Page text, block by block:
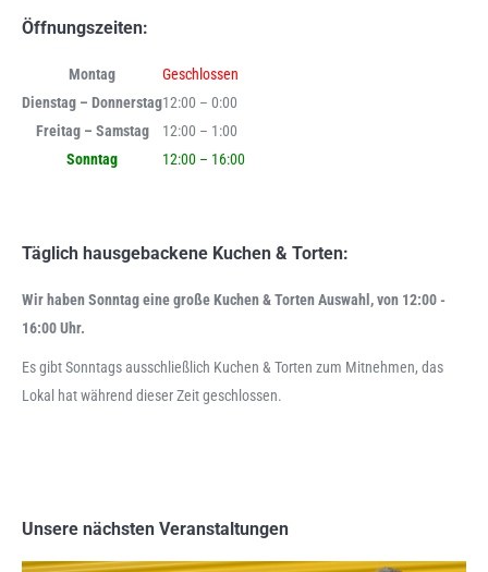
Öffnungszeiten:
Montag
Geschlossen
Dienstag – Donnerstag12:00 – 0:00
Freitag – Samstag
12:00 – 1:00
Sonntag
12:00 – 16:00
Täglich hausgebackene Kuchen & Torten:
Wir haben Sonntag eine große Kuchen & Torten Auswahl, von 12:00 -
16:00 Uhr.
Es gibt Sonntags ausschließlich Kuchen & Torten zum Mitnehmen, das
Lokal hat während dieser Zeit geschlossen.
Unsere nächsten Veranstaltungen